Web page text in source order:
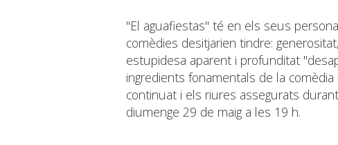
"El aguafiestas" té en els seus
comèdies desitjarien tindre:
estupidesa aparent i profunditat
ingredients fonamentals de la
continuat i els riures assegurats
diumenge 29 de maig a les 19 h.